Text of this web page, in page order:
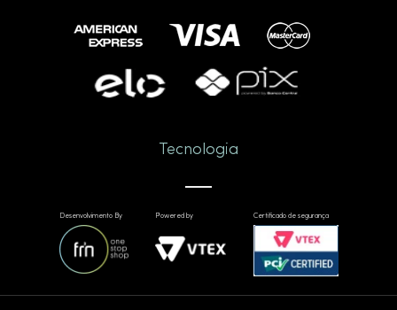
Tecnologia
Desenvolvimento By Powered by Certificado de segurança